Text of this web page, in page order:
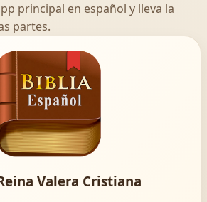
principal en español y lleva la
partes.
Valera Cristiana